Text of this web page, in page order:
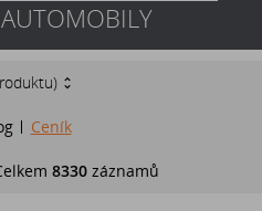
Ceník
8330záznamů